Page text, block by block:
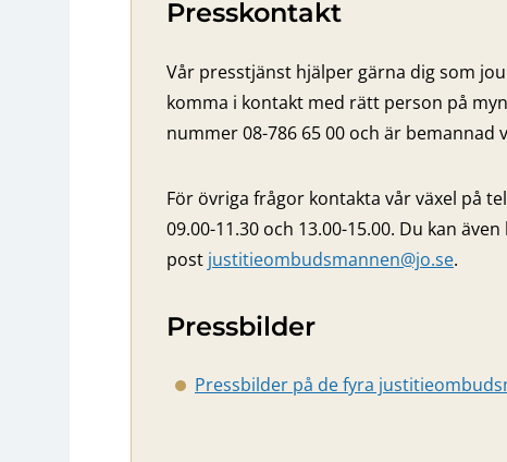
Presskontakt
Vår presstjänst hjälper gärna dig som
komma i kontakt med rätt person på
nummer 08-786 65 00 och är bemannad
För övriga frågor kontakta vår växel på
09.00-11.30 och 13.00-15.00. Du kan
post justitieombudsmannen@jo.se.
Pressbilder
Pressbilder på de fyra